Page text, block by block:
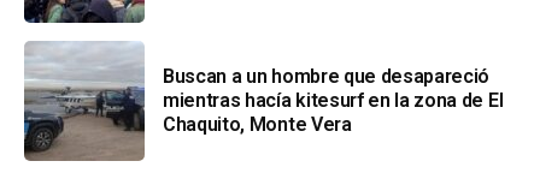
Buscan a un hombre que desapareció
mientras hacía kitesurf en la zona de El
Chaquito, Monte Vera